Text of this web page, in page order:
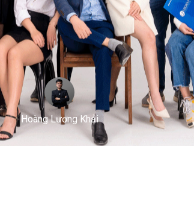
Hoàng Lương Khải